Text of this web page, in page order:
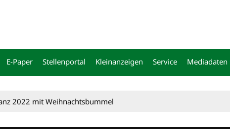
E-Paper Stellenportal Kleinanzeigen Service Mediadaten
2022 mit Weihnachtsbummel